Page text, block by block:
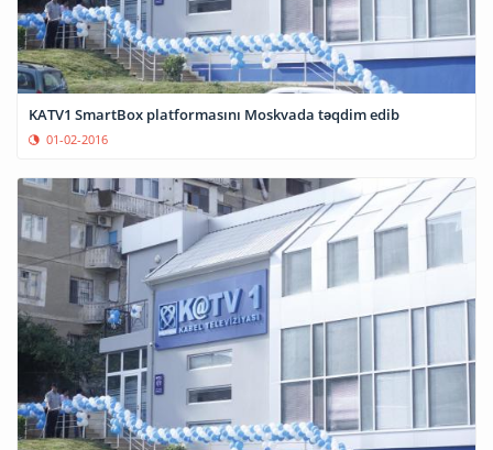
KATV1 SmartBox platformasını Moskvada təqdim edib
01-02-2016